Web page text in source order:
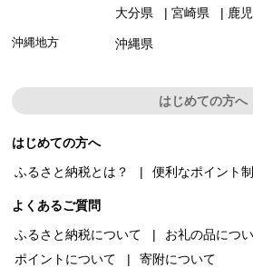
大分県
宮崎県 鹿
沖縄地方 沖縄県
はじめての方へ
はじめての方へ
ふるさと納税とは？
便利なポイント制
よくあるご質問
ふるさと納税について
お礼の品につ
ポイントについて
寄附について